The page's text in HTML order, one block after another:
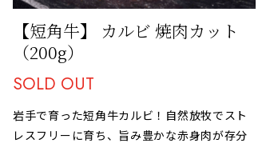
【短角牛】 カルビ 焼肉カット
（200g）
SOLD OUT
岩手で育った短角牛カルビ！自然放牧でスト
レスフリーに育ち、旨み豊かな赤身肉が存分